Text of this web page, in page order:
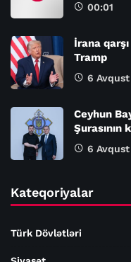
00:01
İrana
Tramp
6 Avqust
Ceyhun
Şurasının
6 Avqust
Kateqoriyalar
Türk Dövlətləri